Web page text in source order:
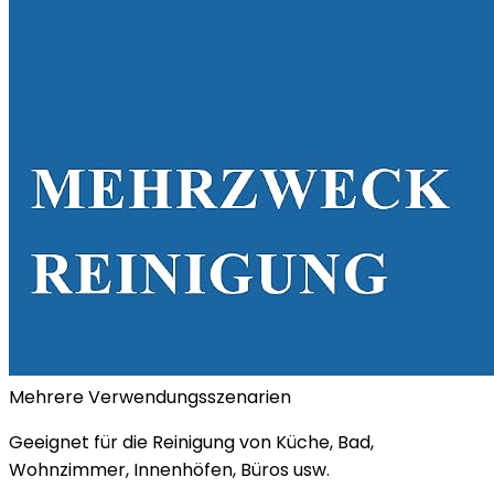
Mehrere Verwendungsszenarien
Geeignet für die Reinigung von Küche, Bad,
Wohnzimmer, Innenhöfen, Büros usw.